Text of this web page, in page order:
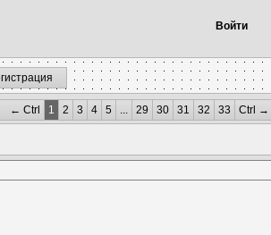
Войти
← Ctrl 1 2 3 4 5 ... 29 30 31 32 33 Ctrl →